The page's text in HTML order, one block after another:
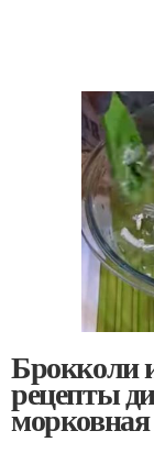
Брокколи
рецепты